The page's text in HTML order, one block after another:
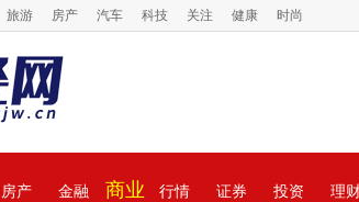
旅游 房产 汽车 科技 关注 健康 时尚
房产 金融 商业 行情 证券 投资 理